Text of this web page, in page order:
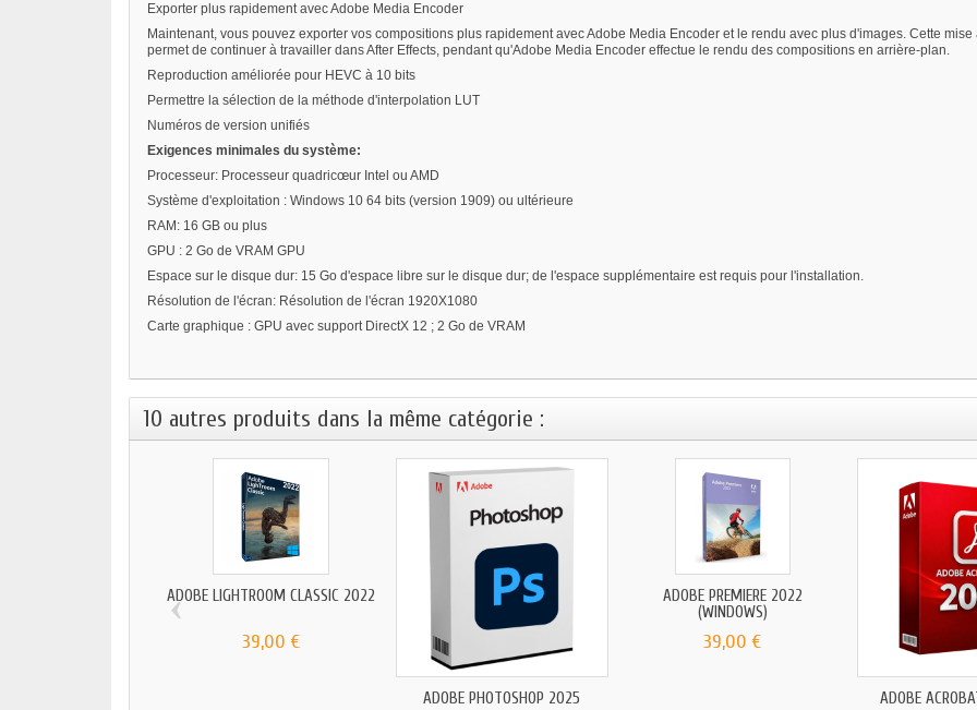
Exporter plus rapidement avec Adobe Media Encoder
Maintenant, vous pouvez exporter vos compositions plus rapidement avec Adobe Media Encoder et le rendu avec plus d'images. Cette
permet de continuer à travailler dans After Effects, pendant qu'Adobe Media Encoder effectue le rendu des compositions en arrière-plan.
Reproduction améliorée pour HEVC à 10 bits
Permettre la sélection de la méthode d'interpolation LUT
Numéros de version unifiés
Exigences minimales du système:
Processeur: Processeur quadricœur Intel ou AMD
Système d'exploitation : Windows 10 64 bits (version 1909) ou ultérieure
RAM: 16 GB ou plus
GPU : 2 Go de VRAM GPU
Espace sur le disque dur: 15 Go d'espace libre sur le disque dur; de l'espace supplémentaire est requis pour l'installation.
Résolution de l'écran: Résolution de l'écran 1920X1080
Carte graphique : GPU avec support DirectX 12 ; 2 Go de VRAM
10 autres produits dans la même catégorie :
ADOBE LIGHTROOM CLASSIC 2022
39,00 €
ADOBE PHOTOSHOP 2025
ADOBE PREMIERE 2022
(WINDOWS)
39,00 €
ADOBE
‹